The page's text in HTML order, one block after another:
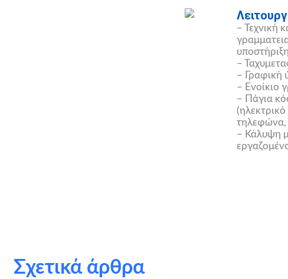
– Τεχνική
υποστήριξη
–
– Γραφική
– Ενοίκιο
– Πάγια
τηλεφώνα,
– Κάλυψη
Σχετικά άρθρα